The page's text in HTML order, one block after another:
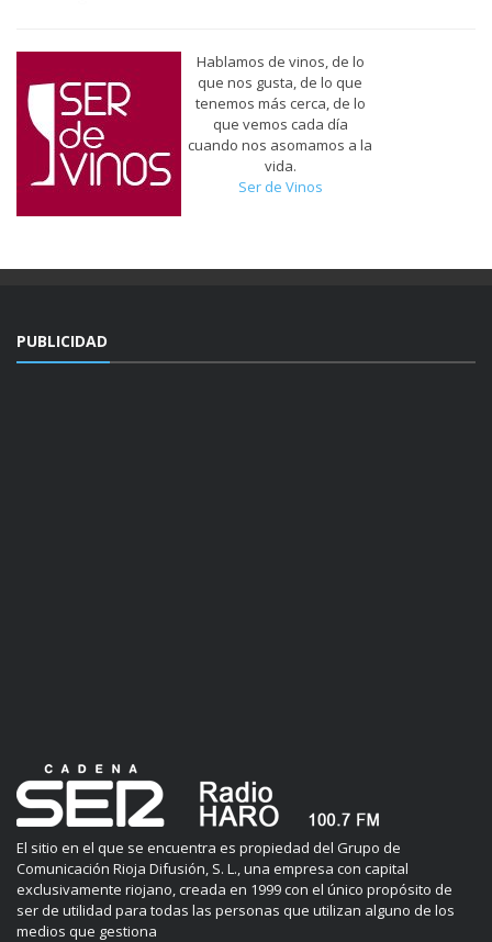
Hablamos de vinos, de lo
que nos gusta, de lo que
tenemos más cerca, de lo
que vemos cada día
cuando nos asomamos a la
vida.
Ser de Vinos
PUBLICIDAD
El sitio en el que se encuentra es propiedad del Grupo de
Comunicación Rioja Difusión, S. L., una empresa con capital
exclusivamente riojano, creada en 1999 con el único propósito de
ser de utilidad para todas las personas que utilizan alguno de los
medios que gestiona